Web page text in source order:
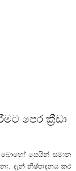
පෙර ක්‍රීඩා
බොහෝ සෙයින් සමාන
දැන් නිෂ්පාදනය කර